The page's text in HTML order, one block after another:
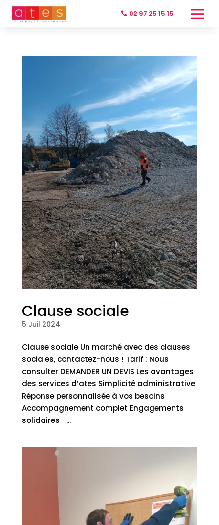
02 97 25 15 15 a
Clause sociale
5 Juil 2024
Clause sociale Un marché avec des clauses
sociales, contactez-nous ! Tarif : Nous
consulter DEMANDER UN DEVIS Les avantages
des services d’ates Simplicité administrative
Réponse personnalisée à vos besoins
Accompagnement complet Engagements
solidaires –...